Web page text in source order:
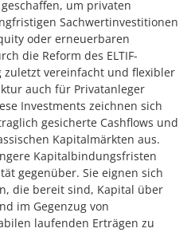
um privaten
Sachwertinvestitionen
oder erneuerbaren
die Reform des ELTIF-
zuletzt vereinfacht und flexibler
auch für Privatanleger
Investments zeichnen sich
gesicherte Cashflows und
Kapitalmärkten aus.
Kapitalbindungsfristen
gegenüber. Sie eignen sich
die bereit sind, Kapital über
im Gegenzug von
laufenden Erträgen zu